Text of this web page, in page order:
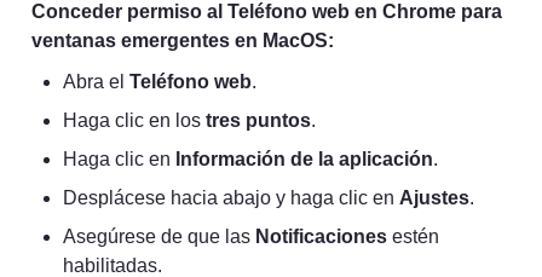
Conceder permiso al Teléfono web en Chrome para
ventanas emergentes en MacOS:
Abra el Teléfono web.
Haga clic en los tres puntos.
Haga clic en Información de la aplicación.
Desplácese hacia abajo y haga clic en Ajustes.
Asegúrese de que las Notificaciones estén
habilitadas.